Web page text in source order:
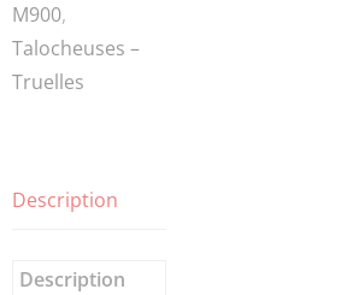
M900,
Talocheuses –
Truelles
Description
Description